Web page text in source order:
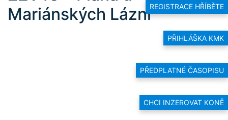
REGISTRACE HŘÍBĚTE
PŘIHLÁŠKA KMK
PŘEDPLATNÉ ČASOPISU
CHCI INZEROVAT KONĚ
Mariánských Lázní